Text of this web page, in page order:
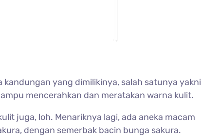
kandungan yang dimilikinya, salah satunya yakni
mencerahkan dan meratakan warna kulit.
juga, loh. Menariknya lagi, ada aneka macam
dengan semerbak bacin bunga sakura.